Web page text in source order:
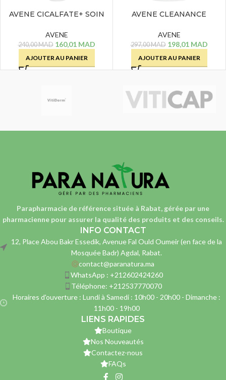
AVENE CICALFATE+ SOIN
– 40 ML
AVENE
240,00MAD 160,01 MAD
AJOUTER AU PANIER
AVENE CLEANANCE
AVENE
297,00MAD 198,01 MAD
AJOUTER AU PANIER
Parapharmacie de référence située à Rabat, gérée par une
pharmaciennepour assurer la qualité des produits et des conseils.
INFO CONTACT
12, Place Abou Bakr Essedik, Avenue Fal Ould Oumeir (en face de la
Mosquée Badr) Agdal, Rabat.
contact@paranatura.ma
WhatsApp : +212602424260
Téléphone: +212537770070
Horaires d'ouverture : Lundi à Samedi : 10h00 - 20h00 - Dimanche :
11h00 - 19h00
LIENS RAPIDES
Boutique
Nos Nouveautés
Contactez-nous
FAQs